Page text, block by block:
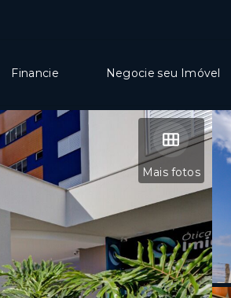
Financie Negocie seu Imóvel
Mais fotos